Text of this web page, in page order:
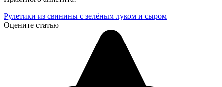
Рулетики из свинины с зелёным луком и сыром
Оцените статью